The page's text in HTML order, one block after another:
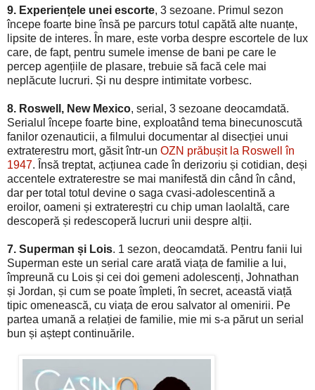
9. Experiențele unei escorte, 3 sezoane. Primul sezon
începe foarte bine însă pe parcurs totul capătă alte nuanțe,
lipsite de interes. În mare, este vorba despre escortele de lux
care, de fapt, pentru sumele imense de bani pe care le
percep agențiile de plasare, trebuie să facă cele mai
neplăcute lucruri. Și nu despre intimitate vorbesc.
8. Roswell, New Mexico, serial, 3 sezoane deocamdată.
Serialul începe foarte bine, exploatând tema binecunoscută
fanilor ozenauticii, a filmului documentar al disecției unui
extraterestru mort, găsit într-un OZN prăbușit la Roswell în
1947. Însă treptat, acțiunea cade în derizoriu și cotidian, deși
accentele extraterestre se mai manifestă din când în când,
dar per total totul devine o saga cvasi-adolescentină a
eroilor, oameni și extratereștri cu chip uman laolaltă, care
descoperă și redescoperă lucruri unii despre alții.
7. Superman și Lois. 1 sezon, deocamdată. Pentru fanii lui
Superman este un serial care arată viața de familie a lui,
împreună cu Lois și cei doi gemeni adolescenți, Johnathan
și Jordan, și cum se poate împleti, în secret, această viață
tipic omenească, cu viața de erou salvator al omenirii. Pe
partea umană a relației de familie, mie mi s-a părut un serial
bun și aștept continuările.